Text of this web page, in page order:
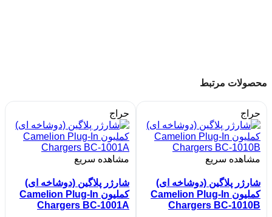
محصولات مرتبط
حراج
مشاهده سریع
شارژر پلاگین (دوشاخه ای)
کملیون Camelion Plug-In
Chargers BC-1010B
حراج
مشاهده سریع
شارژر پلاگین (دوشاخه ای)
کملیون Camelion Plug-In
Chargers BC-1001A